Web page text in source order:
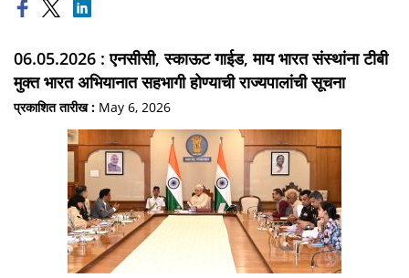
06.05.2026 : एनसीसी, स्काऊट गाईड, माय भारत संस्थांना टीबी
मुक्त भारत अभियानात सहभागी होण्याची राज्यपालांची सूचना
प्रकाशित तारीख : May 6, 2026